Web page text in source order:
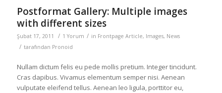
Postformat Gallery: Multiple images
with different sizes
Şubat 17, 2011 / 1 Yorum / in Frontpage Article, Images, News
/ tarafından Pronoid
Nullam dictum felis eu pede mollis pretium. Integer tincidunt.
Cras dapibus. Vivamus elementum semper nisi. Aenean
vulputate eleifend tellus. Aenean leo ligula, porttitor eu,